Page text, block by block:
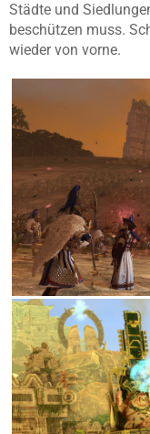
Städte und
beschützen muss.
wieder von vorne.